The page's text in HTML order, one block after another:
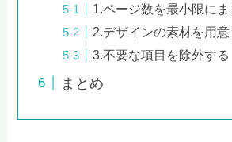
1.ページ数を最小限にま
2.デザインの素材を用意
3.不要な項目を除外する
まとめ